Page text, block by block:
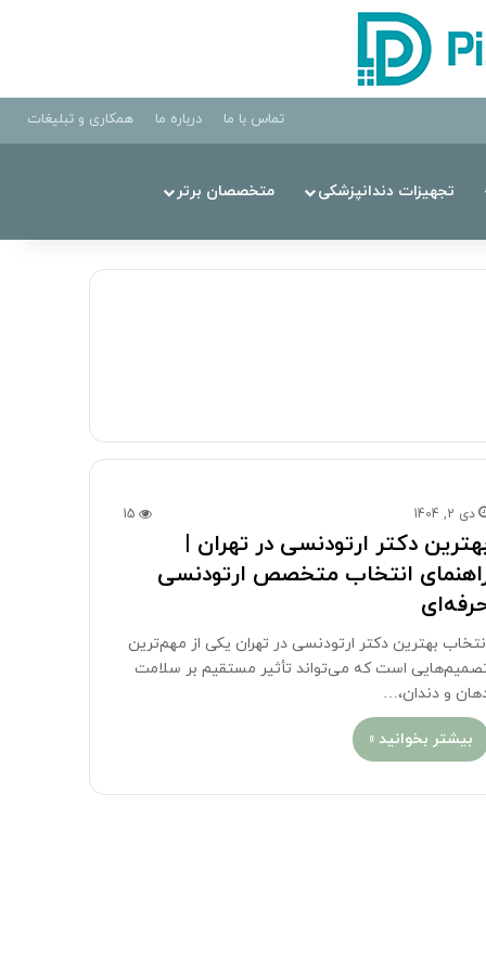
تماس با ما درباره ما همکاری و تبلیغات
تجهیزات دندانپزشکی متخصصان برتر
دی 2, 1404 15
دکتر ارتودنسی در تهران |
انتخاب متخصص ارتودنسی
بهترین دکتر ارتودنسی در تهران یکی از مهم‌ترین
است که می‌تواند تأثیر مستقیم بر سلامت
و دندان،…
بیشتر بخوانید »